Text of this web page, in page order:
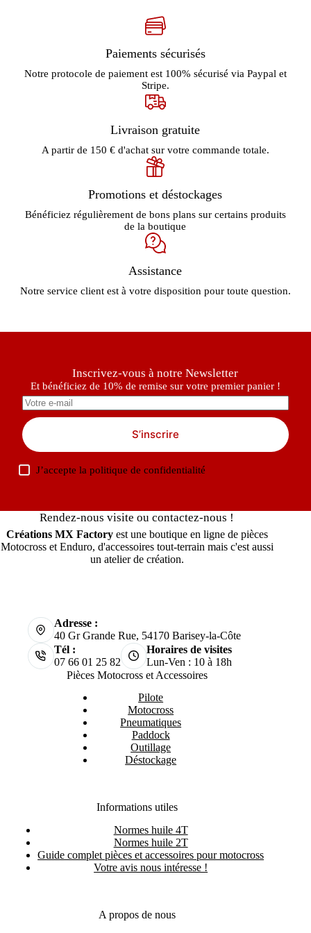
Paiements sécurisés
Notre protocole de paiement est 100% sécurisé via Paypal et
Stripe.
Livraison gratuite
A partir de 150 € d'achat sur votre commande totale.
Promotions et déstockages
Bénéficiez régulièrement de bons plans sur certains produits
de la boutique
Assistance
Notre service client est à votre disposition pour toute question.
Inscrivez-vous à notre Newsletter
Et bénéficiez de 10% de remise sur votre premier panier !
S’inscrire
J’accepte lapolitique de confidentialité
Rendez-nous visite ou contactez-nous !
Créations MX Factoryest une boutique en ligne de pièces
Motocross et Enduro, d'accessoires tout-terrain mais c'est aussi
un atelier de création.
Adresse :
40 Gr Grande Rue, 54170 Barisey-la-Côte
Tél :
07 66 01 25 82
Horaires de visites
Lun-Ven : 10 à 18h
Pièces Motocross et Accessoires
Pilote
Motocross
Pneumatiques
Paddock
Outillage
Déstockage
Informations utiles
Normes huile 4T
Normes huile 2T
Guide complet pièces et accessoires pour motocross
Votre avis nous intéresse !
A propos de nous